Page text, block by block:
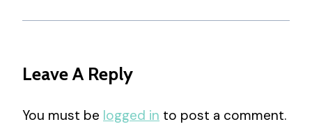
Leave A Reply
You must be logged in to post a comment.